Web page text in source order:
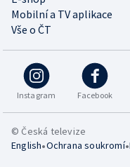
Mobilní a TV aplikace
Vše o ČT
Instagram Facebook
© Česká televize
English•Ochrana soukromí•